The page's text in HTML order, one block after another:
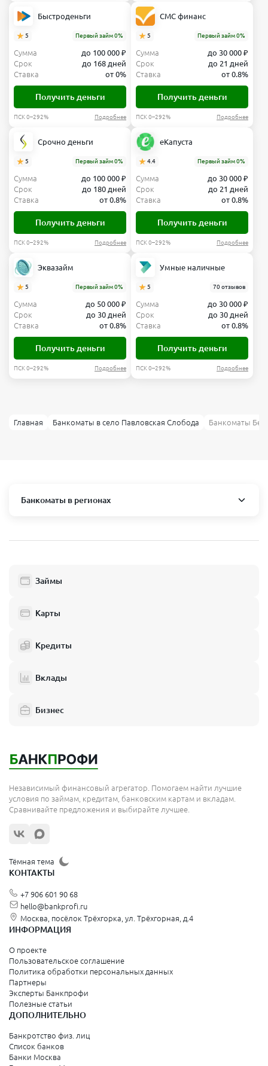
Быстроденьги
5 Первый займ 0%
Сумма
до 100 000 ₽
Срок
до 168 дней
Ставка
от 0%
Получить деньги
ПСК 0–292% Подробнее
СМС финанс
5 Первый займ 0%
Сумма
до 30 000 ₽
Срок
до 21 дней
Ставка
от 0.8%
Получить деньги
ПСК 0–292% Подробнее
Срочно деньги
5 Первый займ 0%
Сумма
до 100 000 ₽
Срок
до 180 дней
Ставка
от 0.8%
Получить деньги
ПСК 0–292% Подробнее
еКапуста
4.4 Первый займ 0%
Сумма
до 30 000 ₽
Срок
до 21 дней
Ставка
от 0.8%
Получить деньги
ПСК 0–292% Подробнее
Эквазайм
5 Первый займ 0%
Сумма
до 50 000 ₽
Срок
до 30 дней
Ставка
от 0.8%
Получить деньги
ПСК 0–292% Подробнее
Умные наличные
5 70 отзывов
Сумма
до 30 000 ₽
Срок
до 30 дней
Ставка
от 0.8%
Получить деньги
ПСК 0–292% Подробнее
Главная Банкоматы в село Павловская Слобода Банкоматы
Банкоматы в регионах
Балашиха
Одинцово
Электросталь
Реутов
Подольск
Королёв
Сергиев Посад
Орехово-Зуево
Щёлково
Видное
Зеленоград
Санкт-Петербург и Ленинградская область
Колпино
Санкт-Петербург
Краснодарский край
Займы
Карты
Кредиты
Вклады
Бизнес
Независимый финансовый агрегатор. Помогаем найти лучшие
условия по займам, кредитам, банковским картам и вкладам.
Сравнивайте предложения и выбирайте лучшее.
Тёмная тема
КОНТАКТЫ
+7 906 601 90 68
hello@bankprofi.ru
Москва, посёлок Трёхгорка, ул. Трёхгорная, д.4
ИНФОРМАЦИЯ
О проекте
Пользовательское соглашение
Политика обработки персональных данных
Партнеры
Эксперты Банкпрофи
Полезные статьи
ДОПОЛНИТЕЛЬНО
Банкротство физ. лиц
Список банков
Банки Москва